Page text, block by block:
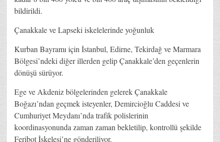
bildirildi.
Çanakkale ve Lapseki iskelelerinde yoğunluk
Kurban Bayramı için İstanbul, Edirne, Tekirdağ ve Marmara
Bölgesi’ndeki diğer illerden gelip Çanakkale’den geçenlerin
dönüşü sürüyor.
Ege ve Akdeniz bölgelerinden gelerek Çanakkale
Boğazı’ndan geçmek isteyenler, Demircioğlu Caddesi ve
Cumhuriyet Meydanı’nda trafik polislerinin
koordinasyonunda zaman zaman bekletilip, kontrollü şekilde
Feribot İskelesi’ne gönderiliyor.